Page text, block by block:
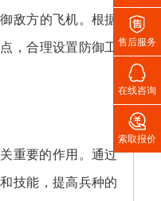
敌方的飞机。根据
，合理设置防御工
重要的作用。通过
技能，提高兵种的

售后服务

在线咨询

索取报价